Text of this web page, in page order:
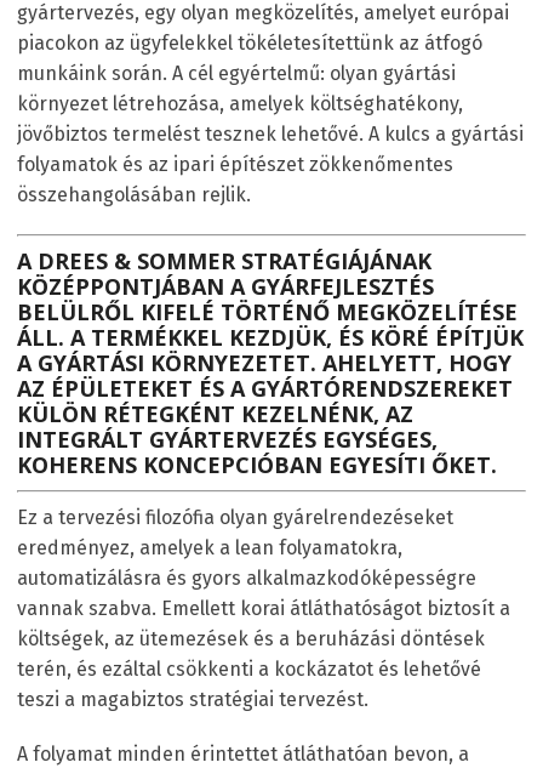
gyártervezés, egy olyan megközelítés, amelyet európai
piacokon az ügyfelekkel tökéletesítettünk az átfogó
munkáink során. A cél egyértelmű: olyan gyártási
környezet létrehozása, amelyek költséghatékony,
jövőbiztos termelést tesznek lehetővé. A kulcs a gyártási
folyamatok és az ipari építészet zökkenőmentes
összehangolásában rejlik.
A DREES & SOMMER STRATÉGIÁJÁNAK
KÖZÉPPONTJÁBAN A GYÁRFEJLESZTÉS
BELÜLRŐL KIFELÉ TÖRTÉNŐ MEGKÖZELÍTÉSE
ÁLL. A TERMÉKKEL KEZDJÜK, ÉS KÖRÉ ÉPÍTJÜK
A GYÁRTÁSI KÖRNYEZETET. AHELYETT, HOGY
AZ ÉPÜLETEKET ÉS A GYÁRTÓRENDSZEREKET
KÜLÖN RÉTEGKÉNT KEZELNÉNK, AZ
INTEGRÁLT GYÁRTERVEZÉS EGYSÉGES,
KOHERENS KONCEPCIÓBAN EGYESÍTI ŐKET.
Ez a tervezési filozófia olyan gyárelrendezéseket
eredményez, amelyek a lean folyamatokra,
automatizálásra és gyors alkalmazkodóképességre
vannak szabva. Emellett korai átláthatóságot biztosít a
költségek, az ütemezések és a beruházási döntések
terén, és ezáltal csökkenti a kockázatot és lehetővé
teszi a magabiztos stratégiai tervezést.
A folyamat minden érintettet átláthatóan bevon, a